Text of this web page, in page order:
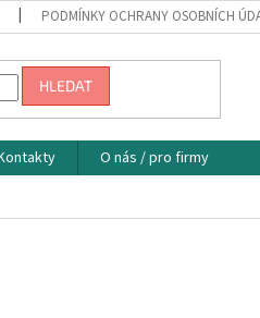
PODMÍNKY OCHRANY OSOBNÍCH
HLEDAT
O nás / pro firmy